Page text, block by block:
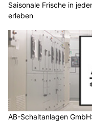
Saisonale Frische in
erleben
AB-Schaltanlagen